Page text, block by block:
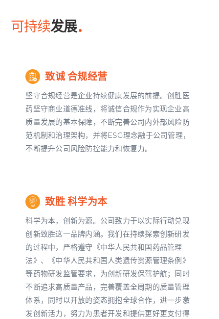
可持续发展
致诚 合规经营
坚守合规经营是企业持续健康发展的前提。创胜医
药坚守商业道德准线，将诚信合规作为实现企业高
质量发展的基本保障，不断完善公司内外部风险防
范机制和治理架构，并将ESG理念融于公司管理，
不断提升公司风险防控能力和恢复力。
致胜 科学为本
科学为本，创新为源。公司致力于以实际行动兑现
创新致胜这一品牌内涵。我们在持续探索创新研发
的过程中，严格遵守《中华人民共和国药品管理
法》、《中华人民共和国人类遗传资源管理条例》
等药物研发监管要求，为创新研发保驾护航；同时
不断追求高质量产品，完善覆盖全周期的质量管理
体系，同时以开放的姿态拥抱全球合作，进一步激
发创新活力，努力为患者开发和提供更好更支付得